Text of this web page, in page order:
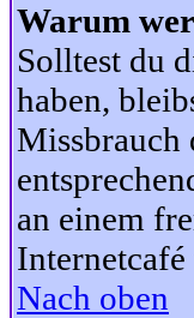
Warum
Solltest du
haben,
Missbrauch
an einem
Internetcafé
Nach oben